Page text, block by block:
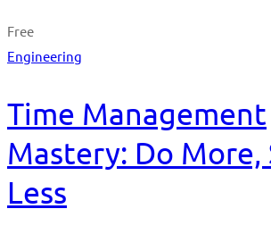
Free
Engineering
Time Management
Mastery: Do More,
Less